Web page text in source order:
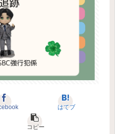
はてブ
コピー